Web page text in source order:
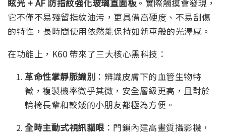
眩光 + AF 防指紋強化玻璃直面板。實際觸摸會發現，
它不僅不易殘留指紋油污，更具備高硬度、不易刮傷
的特性，長時間使用依然能保持如新車般的光澤感。
在功能上，K60 帶來了三大核心黑科技：
革命性掌靜脈識別 ：辨識皮膚下的血管生物特
徵，複製機率微乎其微，安全層級更高，且對於
輪椅長輩和較矮的小朋友都極為方便。
全時主動式視訊貓眼 ：門鎖內建高畫質攝影機，